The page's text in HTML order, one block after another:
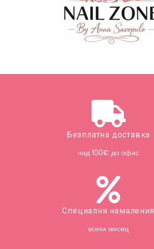
Безплатна доставка
над 100€ до офис
Специални намаления
всеки месец